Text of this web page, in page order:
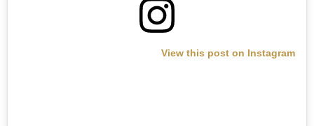
View this post on Instagram